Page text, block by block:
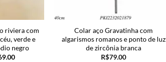
riviera com
verde e
negro
O
Colar aço Gravatinha com
algarismos romanos e ponto de luz
de zircônia branca
R$79.00